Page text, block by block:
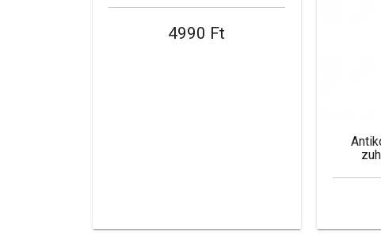
4990 Ft